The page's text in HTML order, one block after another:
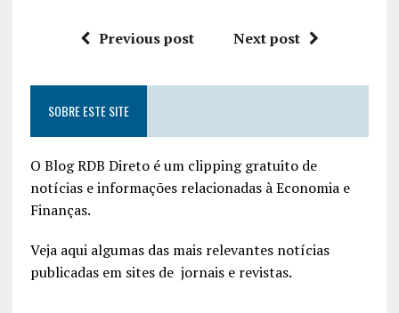
Previous post Next post
SOBRE ESTE SITE
O Blog RDB Direto é um clipping gratuito de
notícias e informações relacionadas à Economia e
Finanças.
Veja aqui algumas das mais relevantes notícias
publicadas em sites de jornais e revistas.